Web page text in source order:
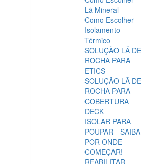
Lã Mineral
Como Escolher
Isolamento
Térmico
SOLUÇÃO LÃ DE
ROCHA PARA
ETICS
SOLUÇÃO LÃ DE
ROCHA PARA
COBERTURA
DECK
ISOLAR PARA
POUPAR - SAIBA
POR ONDE
COMEÇAR!
REABILITAR